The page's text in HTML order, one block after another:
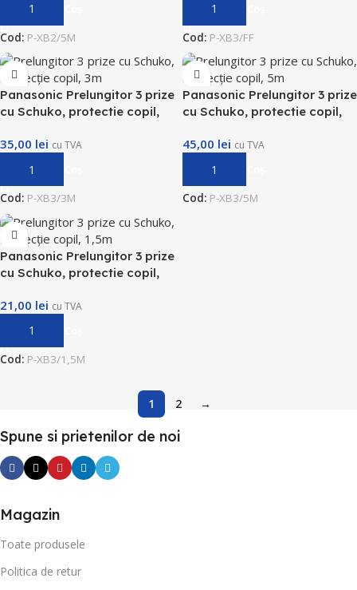
Adaugă În Coș
Cod: P-XB2/5M
Adaugă În Coș
Cod: P-XB3/FF
Panasonic Prelungitor 3 prize
cu Schuko, protectie copil,
35,00 lei cu TVA
Adaugă În Coș
Cod: P-XB3/3M
Panasonic Prelungitor 3 prize
cu Schuko, protectie copil,
45,00 lei cu TVA
Adaugă În Coș
Cod: P-XB3/5M
Panasonic Prelungitor 3 prize
cu Schuko, protectie copil,
21,00 lei cu TVA
Adaugă În Coș
Cod: P-XB3/1,5M
1 2 →
Spune si prietenilor de noi
Magazin
Toate produsele
Politica de retur